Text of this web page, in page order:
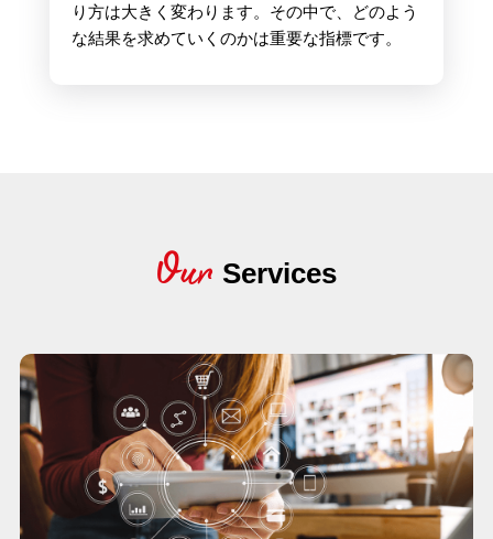
り方は大きく変わります。その中で、どのよう
な結果を求めていくのかは重要な指標です。
Our Services